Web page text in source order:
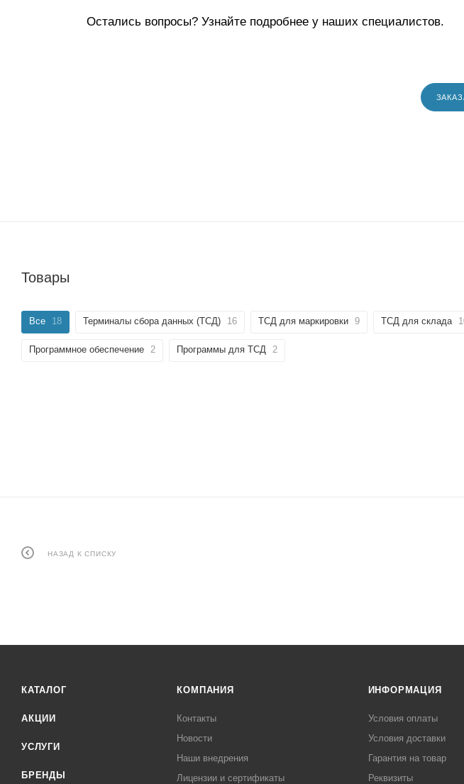
Остались вопросы? Узнайте подробнее у наших специалистов.
Товары
Все 18 Терминалы сбора данных (ТСД) 16 ТСД для маркировки 9 ТСД для склада
Программное обеспечение 2 Программы для ТСД 2
НАЗАД К СПИСКУ
КАТАЛОГ
АКЦИИ
УСЛУГИ
БРЕНДЫ
КОМПАНИЯ
Контакты
Новости
Наши внедрения
Лицензии и сертификаты
ИНФОРМАЦИЯ
Условия оплаты
Условия доставки
Гарантия на товар
Реквизиты